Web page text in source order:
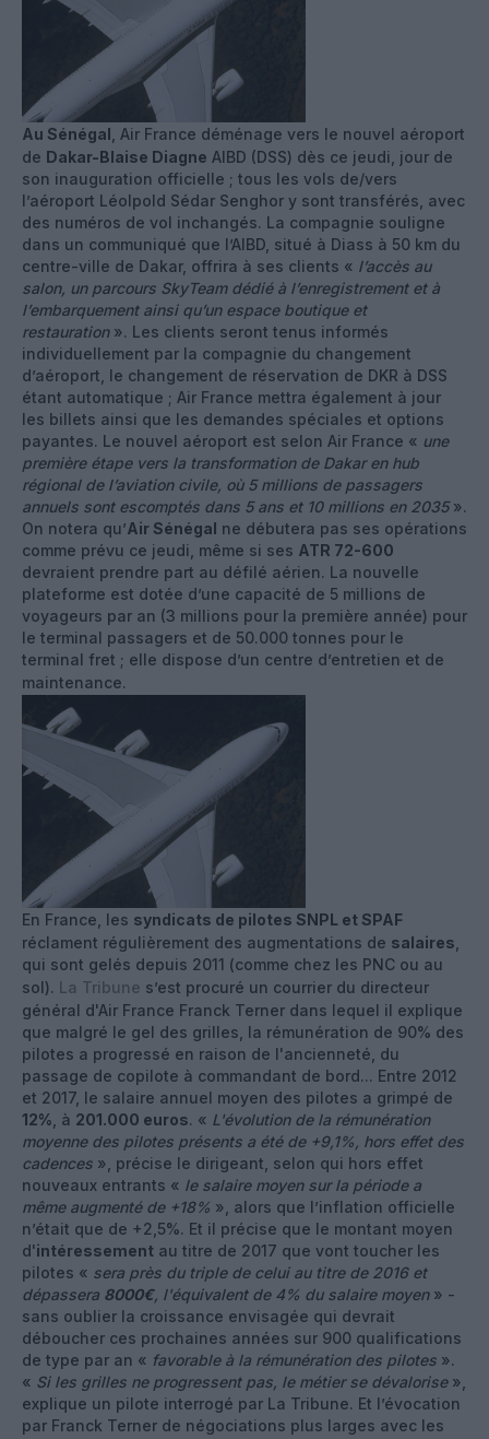
Au Sénégal , Air France déménage vers le nouvel aéroport
de Dakar-Blaise Diagne AIBD (DSS) dès ce jeudi, jour de
son inauguration officielle ; tous les vols de/vers
l’aéroport Léolpold Sédar Senghor y sont transférés, avec
des numéros de vol inchangés. La compagnie souligne
dans un communiqué que l’AIBD, situé à Diass à 50 km du
centre-ville de Dakar, offrira à ses clients « l’accès au
salon, un parcours SkyTeam dédié à l’enregistrement et à
l’embarquement ainsi qu’un espace boutique et
restauration». Les clients seront tenus informés
individuellement par la compagnie du changement
d’aéroport, le changement de réservation de DKR à DSS
étant automatique ; Air France mettra également à jour
les billets ainsi que les demandes spéciales et options
payantes. Le nouvel aéroport est selon Air France « une
première étape vers la transformation de Dakar en hub
régional de l’aviation civile, où 5 millions de passagers
annuels sont escomptés dans 5 ans et 10 millions en 2035».
On notera qu’Air Sénégal ne débutera pas ses opérations
comme prévu ce jeudi, même si ses ATR 72-600
devraient prendre part au défilé aérien. La nouvelle
plateforme est dotée d’une capacité de 5 millions de
voyageurs par an (3 millions pour la première année) pour
le terminal passagers et de 50.000 tonnes pour le
terminal fret ; elle dispose d’un centre d’entretien et de
maintenance.
En France, les syndicats de pilotes SNPL et SPAF
réclament régulièrement des augmentations de salaires
qui sont gelés depuis 2011 (comme chez les PNC ou au
sol). La Tribune s’est procuré un courrier du directeur
général d'Air France Franck Terner dans lequel il explique
que malgré le gel des grilles, la rémunération de 90% des
pilotes a progressé en raison de l'ancienneté, du
passage de copilote à commandant de bord... Entre 2012
et 2017, le salaire annuel moyen des pilotes a grimpé de
12% , à 201.000 euros. « L'évolution de la rémunération
moyenne des pilotes présents a été de +9,1%, hors effet des
cadences », précise le dirigeant, selon qui hors effet
nouveaux entrants « le salaire moyen sur la période a
même augmenté de +18% », alors que l’inflation officielle
n’était que de +2,5%. Et il précise que le montant moyen
d'intéressement au titre de 2017 que vont toucher les
pilotes « sera près du triple de celui au titre de 2016 et
dépassera 8000€, l'équivalent de 4% du salaire moyen» -
sans oublier la croissance envisagée qui devrait
déboucher ces prochaines années sur 900 qualifications
de type par an « favorable à la rémunération des pilotes ».
« Si les grilles ne progressent pas, le métier se dévalorise»,
explique un pilote interrogé par La Tribune. Et l’évocation
par Franck Terner de négociations plus larges avec les